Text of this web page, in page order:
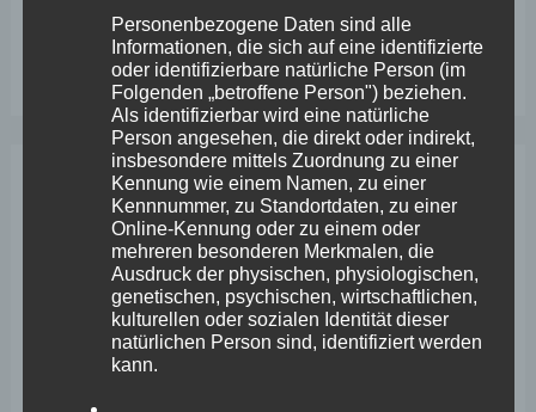
Wefelscheid besichtigt Fort Konstantin
Wefelscheid bei 3-jährigem Jubiläum von Particura
April 2026
März 2026
Februar 2026
Personenbezogene Daten sind alle
Informationen, die sich auf eine identifizierte
oder identifizierbare natürliche Person (im
Folgenden „betroffene Person") beziehen.
Als identifizierbar wird eine natürliche
Person angesehen, die direkt oder indirekt,
insbesondere mittels Zuordnung zu einer
Kennung wie einem Namen, zu einer
Kennnummer, zu Standortdaten, zu einer
Online-Kennung oder zu einem oder
mehreren besonderen Merkmalen, die
Ausdruck der physischen, physiologischen,
genetischen, psychischen, wirtschaftlichen,
kulturellen oder sozialen Identität dieser
natürlichen Person sind, identifiziert werden
kann.